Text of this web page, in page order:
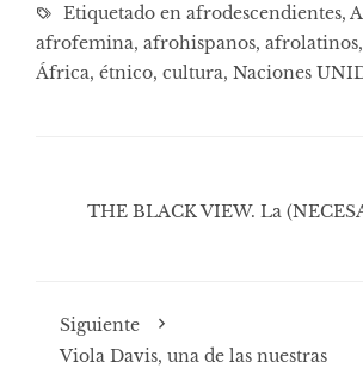
Etiquetado en afrodescendientes,
afrofemina, afrohispanos, afrolatinos,
África, étnico, cultura, Naciones
THE BLACK VIEW. La
Siguiente
Viola Davis, una de las nuestras